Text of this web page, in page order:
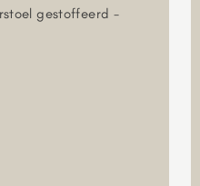
gestoffeerd -